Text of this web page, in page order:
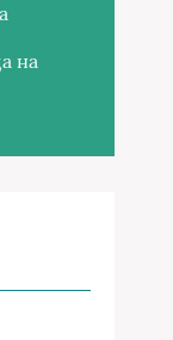
на